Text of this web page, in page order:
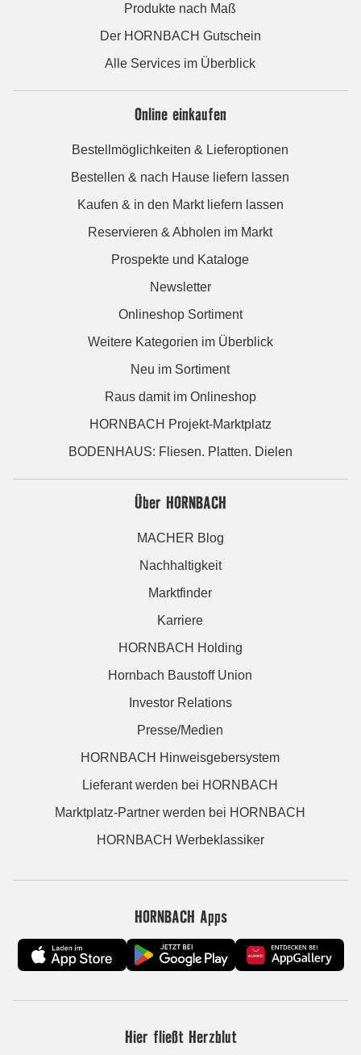
Produkte nach Maß
Der HORNBACH Gutschein
Alle Services im Überblick
Online einkaufen
Bestellmöglichkeiten & Lieferoptionen
Bestellen & nach Hause liefern lassen
Kaufen & in den Markt liefern lassen
Reservieren & Abholen im Markt
Prospekte und Kataloge
Newsletter
Onlineshop Sortiment
Weitere Kategorien im Überblick
Neu im Sortiment
Raus damit im Onlineshop
HORNBACH Projekt-Marktplatz
BODENHAUS: Fliesen. Platten. Dielen
Über HORNBACH
MACHER Blog
Nachhaltigkeit
Marktfinder
Karriere
HORNBACH Holding
Hornbach Baustoff Union
Investor Relations
Presse/Medien
HORNBACH Hinweisgebersystem
Lieferant werden bei HORNBACH
Marktplatz-Partner werden bei HORNBACH
HORNBACH Werbeklassiker
HORNBACH Apps
Hier fließt Herzblut